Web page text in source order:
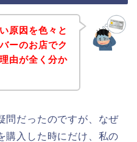
原因を色々と
ーのお店でク
由が全く分か
問だったのですが、なぜ
購入した時にだけ、私の